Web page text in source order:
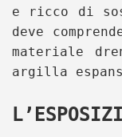
e ricco di
deve
materiale
argilla